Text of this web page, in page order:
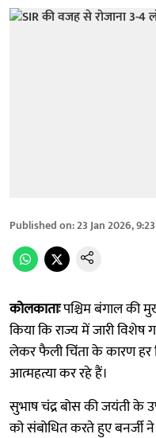
Published on:23 Jan 2026,
कोलकाताःपश्चिम बंगाल की
किया कि राज्य में जारी
लेकर फैली चिंता के कारण हर
आत्महत्या कर रहे हैं।
सुभाष चंद्र बोस की जयंती के
को संबोधित करते हुए बनर्जी